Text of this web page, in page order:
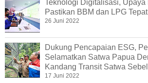
Teknologi Digitalisasi, Upaya
Pastikan BBM dan LPG
26 Juni 2022
Dukung Pencapaian ESG,
Selamatkan Satwa Papua
Kandang Transit Satwa
17 Juni 2022